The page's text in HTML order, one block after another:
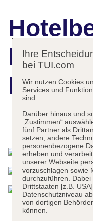
Hotel
Das bietet
Ihre
bei TUI.com
Wir nutzen Cookies
Services und
sind.
Darüber hinaus und
„Zustimmen“
fünf Partner als
setzen, andere
personenbezogene
erheben und
unserer Webseite
vorzuschlagen sowie
durchzuführen.
Drittstaaten [z.B.
Datenschutzniveau
von dortigen
können.